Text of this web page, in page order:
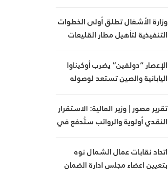
وزارة الأشغال تطلق أولى الخطوات
التنفيذية لتأهيل مطار القليعات
الإعصار “دولفين” يضرب أوكيناوا
اليابانية والصين تستعد لوصوله
تقرير مصور | وزير المالية: الاستقرار
النقدي أولوية والرواتب ستُدفع في
اتحاد نقابات عمال الشمال نوه
بتعيين اعضاء مجلس ادارة الضمان